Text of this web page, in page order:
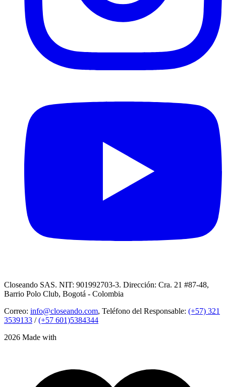
Closeando SAS. NIT: 901992703-3. Dirección: Cra. 21 #87-48,
Barrio Polo Club, Bogotá - Colombia
Correo: info@closeando.com, Teléfono del Responsable: (+57) 321
3539133 /(+57 601)5384344
2026 Made with